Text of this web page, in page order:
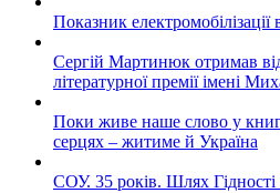
Показник електромобілізації
Сергій Мартинюк отримав
літературної премії імені
Поки живе наше слово у
серцях – житиме й Україна
СОУ. 35 років. Шлях Гідності